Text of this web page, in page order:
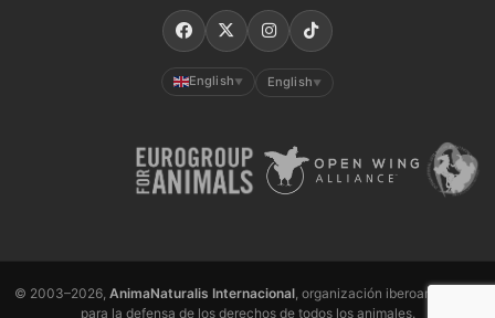
English ▼ English ▼
© 2003–2026, AnimaNaturalis Internacional, organización iberoamericana
para la defensa de los derechos de todos los animales.